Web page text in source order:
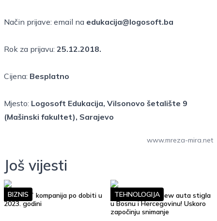
Način prijave: email na edukacija@logosoft.ba
Rok za prijavu: 25.12.2018.
Cijena: Besplatno
Mjesto: Logosoft Edukacija, Vilsonovo šetalište 9
(Mašinski fakultet), Sarajevo
www.mreza-mira.net
Još vijesti
Top 10 IT kompanija po dobiti u
2023. godini
BIZNIS
Google Street View auta stigla
u Bosnu i Hercegovinu! Uskoro
započinju snimanje
TEHNOLOGIJA